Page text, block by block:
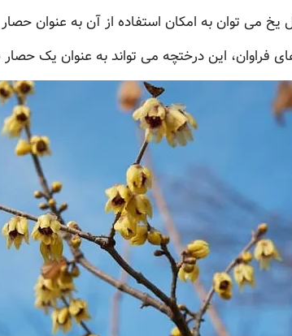
یخ می توان به امکان استفاده از آن به عنوان
فراوان، این درختچه می تواند به عنوان یک